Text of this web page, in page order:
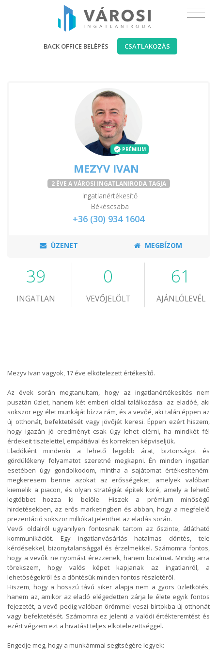
BACK OFFICE BELÉPÉS CSATLAKOZÁS
PRÉMIUM
MEZYV IVAN
2 ÉVE A VÁROSI INGATLANIRODA TAGJA
Ingatlanértékesítő
Békéscsaba
+36 (30) 934 1604
ÜZENET MEGBÍZOM
39
INGATLAN
0
VEVŐJELÖLT
61
AJÁNLÓLEVÉL
Mezyv Ivan vagyok, 17 éve elkötelezett értékesítő.
Az évek során megtanultam, hogy az ingatlanértékesítés nem
pusztán üzlet, hanem két emberi oldal találkozása: az eladóé, aki
sokszor egy élet munkáját bízza rám, és a vevőé, aki talán éppen az
új otthonát, befektetését vagy jövőjét keresi. Éppen ezért hiszem,
hogy igazán jó eredményt csak úgy lehet elérni, ha mindkét fél
érdekeit tisztelettel, empátiával és korrekten képviseljük.
Eladóként mindenki a lehető legjobb árat, biztonságot és
gördülékeny folyamatot szeretné megkapni. Én minden ingatlan
esetében úgy gondolkodom, mintha a sajátomat értékesíteném:
megkeresem benne azokat az erősségeket, amelyek valóban
kiemelik a piacon, és olyan stratégiát építek köré, amely a lehető
legtöbbet hozza ki belőle. Hiszek a prémium minőségű
hirdetésekben, az erős marketingben és abban, hogy a megfelelő
prezentáció sokszor milliókat jelenthet az eladás során.
Vevői oldalról ugyanilyen fontosnak tartom az őszinte, átlátható
kommunikációt. Egy ingatlanvásárlás hatalmas döntés, tele
kérdésekkel, bizonytalansággal és érzelmekkel. Számomra fontos,
hogy a vevők ne nyomást érezzenek, hanem bizalmat. Mindig arra
törekszem, hogy valós képet kapjanak az ingatlanról, a
lehetőségekről és a döntésük minden fontos részletéről.
Hiszem, hogy a hosszú távú siker alapja nem a gyors üzletkötés,
hanem az, amikor az eladó elégedetten zárja le élete egyik fontos
fejezetét, a vevő pedig valóban örömmel veszi birtokba új otthonát
vagy befektetését. Számomra ez jelenti a valódi értékteremtést és
ezért végzem ezt a hivatást teljes elkötelezettséggel.
Engedje meg, hogy a munkámmal segítségére legyek: